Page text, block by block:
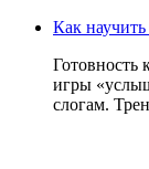
Как
Готовность
игры
слогам.